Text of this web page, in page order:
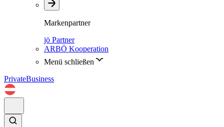
Markenpartner
jö Partner
ARBÖ Kooperation
Menü schließen
PrivateBusiness